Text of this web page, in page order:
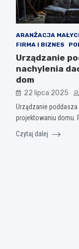
ARANŻACJA
FIRMA I BIZNES
Urządzanie
nachylenia
dom
22 lipca 2025
Urządzanie
projektowaniu domu.
Czytaj dalej